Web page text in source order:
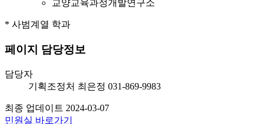
교양교육과정개발연구소
* 사범계열 학과
페이지 담당정보
담당자
기획조정처 최은정 031-869-9983
최종 업데이트 2024-03-07
민원실 바로가기